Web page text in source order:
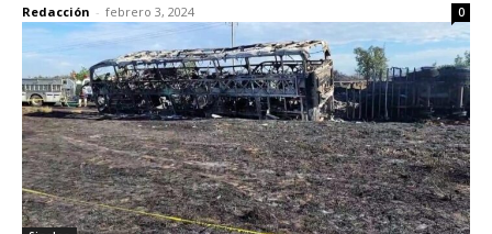
Redacción - febrero 3, 2024 0